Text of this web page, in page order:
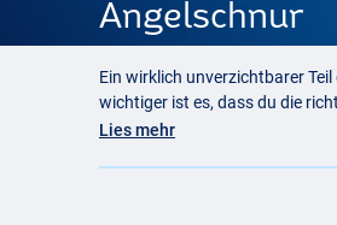
Angelschnur
Ein wirklich unverzichtbarer
wichtiger ist es, dass du die
Diese Schnur eignet sich
Lies mehr